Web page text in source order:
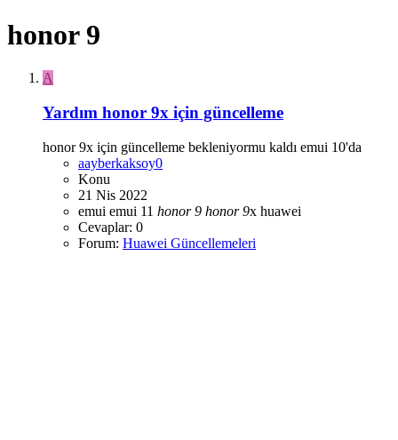
honor 9
A
Yardım honor 9x için güncelleme
honor 9x için güncelleme bekleniyormu kaldı emui 10'da
aayberkaksoy0
Konu
21 Nis 2022
emui emui 11 honor 9 honor 9x huawei
Cevaplar: 0
Forum: Huawei Güncellemeleri